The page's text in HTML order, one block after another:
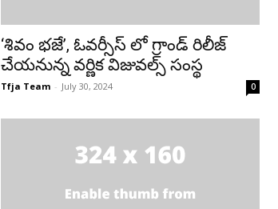
‘శివం భజే’, ఓవర్సీస్ లో గ్రాండ్ రిలీజ్
చేయనున్న వర్ణిక విజువల్స్ సంస్థ
Tfja Team - July 30, 2024 0